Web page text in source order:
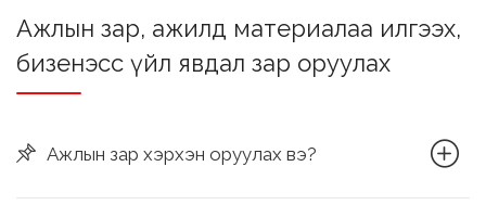
Ажлын зар, ажилд материалаа илгээх,
бизенэсс үйл явдал зар оруулах
Ажлын зар хэрхэн оруулах вэ?